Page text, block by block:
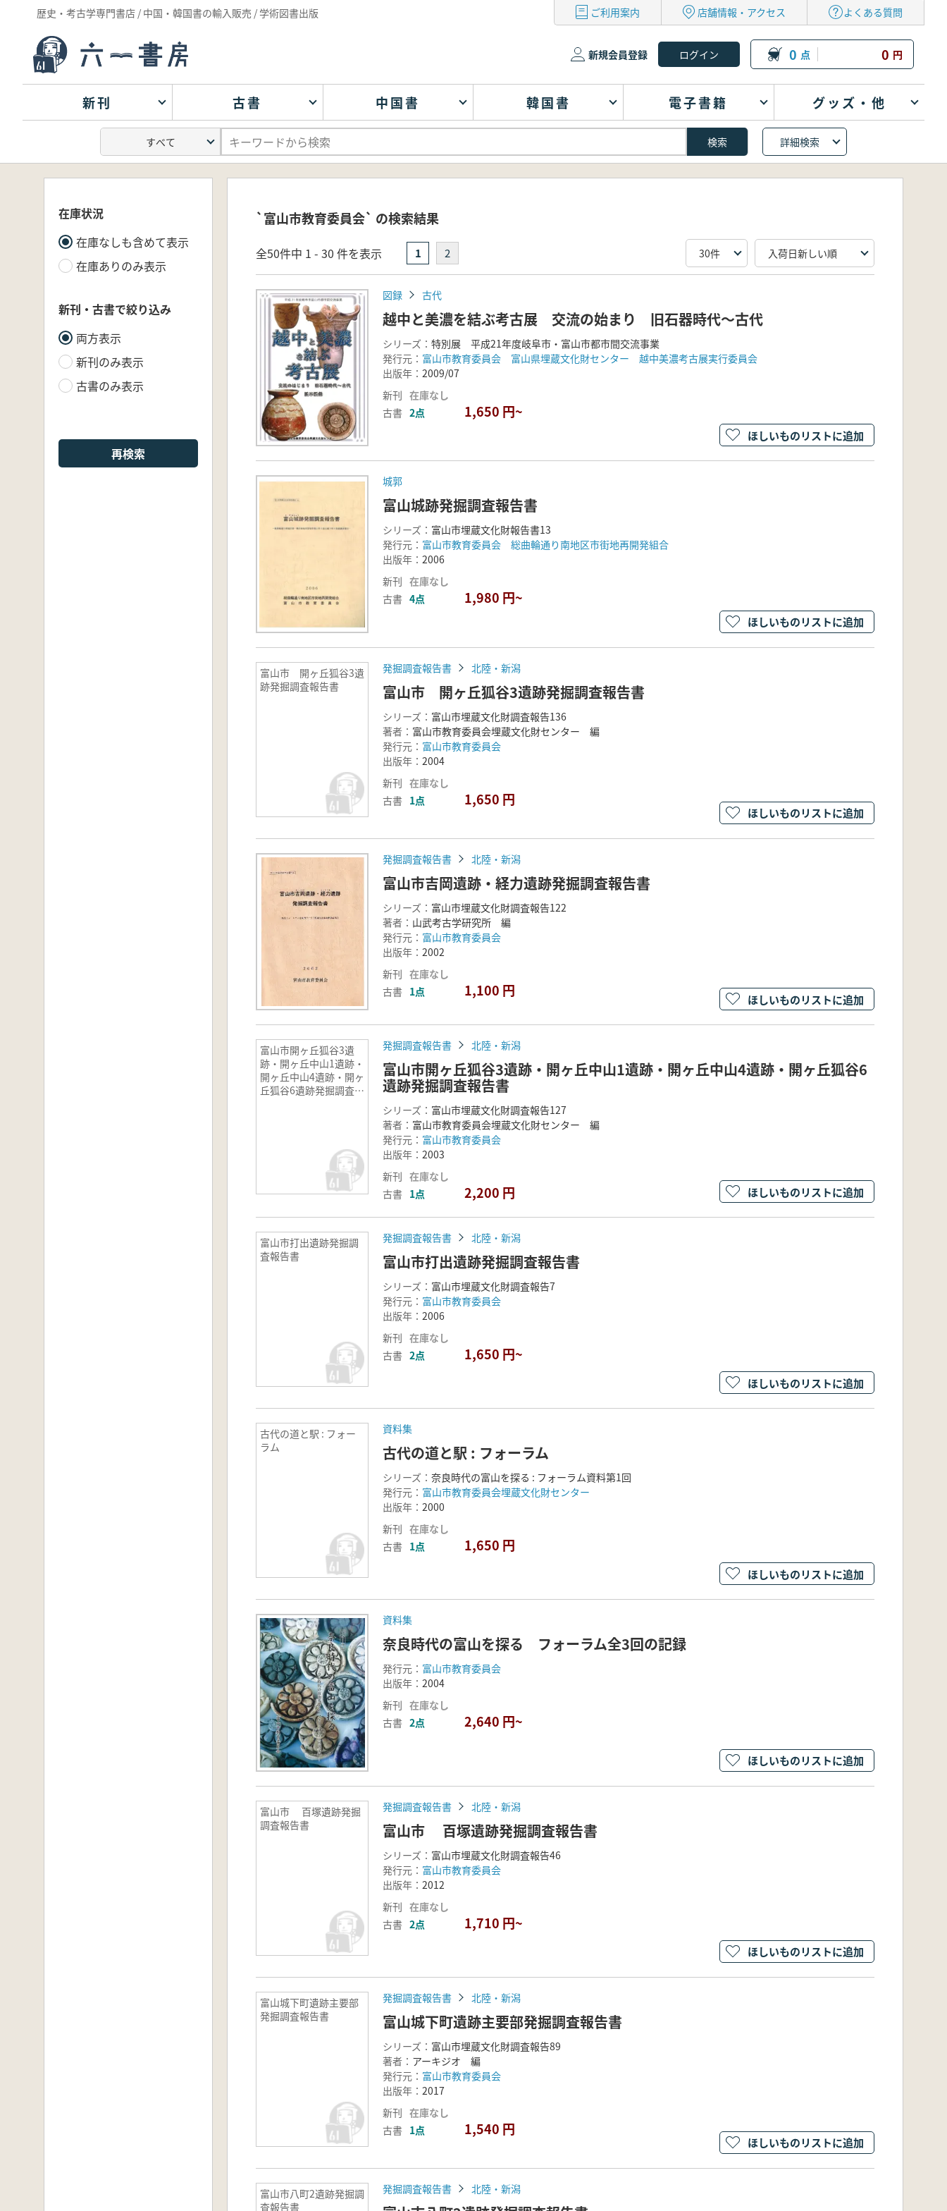
歴史・考古学専門書店 / 中国・韓国書の輸入販売 / 学術図書出版 ご利用案内 店舗情報・アクセス よくある質問
新規会員登録 0 点 0 円
新刊 古書 中国書 韓国書 電子書籍 グッズ・他
詳細検索
在庫状況
在庫なしも含めて表示
在庫ありのみ表示
新刊・古書で絞り込み
両方表示
新刊のみ表示
古書のみ表示
再検索
`富山市教育委員会` の検索結果
全50件中 1 - 30 件を表示 1 2
図録 古代
越中と美濃を結ぶ考古展 交流の始まり 旧石器時代～古代
シリーズ： 特別展 平成21年度岐阜市・富山市都市間交流事業
発行元： 富山市教育委員会 富山県埋蔵文化財センター 越中美濃考古展実行委員会
出版年： 2009/07
新刊 在庫なし
古書 2点 1,650 円~
ほしいものリストに追加
城郭
富山城跡発掘調査報告書
シリーズ： 富山市埋蔵文化財報告書13
発行元： 富山市教育委員会 総曲輪通り南地区市街地再開発組合
出版年： 2006
新刊 在庫なし
古書 4点 1,980 円~
ほしいものリストに追加
富山市 開ヶ丘狐谷3遺
跡発掘調査報告書
発掘調査報告書 北陸・新潟
富山市 開ヶ丘狐谷3遺跡発掘調査報告書
シリーズ： 富山市埋蔵文化財調査報告136
著者： 富山市教育委員会埋蔵文化財センター 編
発行元： 富山市教育委員会
出版年： 2004
新刊 在庫なし
古書 1点 1,650 円
ほしいものリストに追加
発掘調査報告書 北陸・新潟
富山市吉岡遺跡・経力遺跡発掘調査報告書
シリーズ： 富山市埋蔵文化財調査報告122
著者： 山武考古学研究所 編
発行元： 富山市教育委員会
出版年： 2002
新刊 在庫なし
古書 1点 1,100 円
ほしいものリストに追加
富山市開ヶ丘狐谷3遺
跡・開ヶ丘中山1遺跡・
開ヶ丘中山4遺跡・開ヶ
丘狐谷6遺跡発掘調査報
発掘調査報告書 北陸・新潟
富山市開ヶ丘狐谷3遺跡・開ヶ丘中山1遺跡・開ヶ丘中山4遺跡・開ヶ丘狐谷6
遺跡発掘調査報告書
シリーズ： 富山市埋蔵文化財調査報告127
著者： 富山市教育委員会埋蔵文化財センター 編
発行元： 富山市教育委員会
出版年： 2003
新刊 在庫なし
古書 1点 2,200 円 ほしいものリストに追加
富山市打出遺跡発掘調
査報告書
発掘調査報告書 北陸・新潟
富山市打出遺跡発掘調査報告書
シリーズ： 富山市埋蔵文化財調査報告7
発行元： 富山市教育委員会
出版年： 2006
新刊 在庫なし
古書 2点 1,650 円~
ほしいものリストに追加
古代の道と駅 : フォー
ラム
資料集
古代の道と駅 : フォーラム
シリーズ： 奈良時代の富山を探る : フォーラム資料第1回
発行元： 富山市教育委員会埋蔵文化財センター
出版年： 2000
新刊 在庫なし
古書 1点 1,650 円
ほしいものリストに追加
資料集
奈良時代の富山を探る フォーラム全3回の記録
発行元： 富山市教育委員会
出版年： 2004
新刊 在庫なし
古書 2点 2,640 円~
ほしいものリストに追加
富山市 百塚遺跡発掘
調査報告書
発掘調査報告書 北陸・新潟
富山市 百塚遺跡発掘調査報告書
シリーズ： 富山市埋蔵文化財調査報告46
発行元： 富山市教育委員会
出版年： 2012
新刊 在庫なし
古書 2点 1,710 円~
ほしいものリストに追加
富山城下町遺跡主要部
発掘調査報告書
発掘調査報告書 北陸・新潟
富山城下町遺跡主要部発掘調査報告書
シリーズ： 富山市埋蔵文化財調査報告89
著者： アーキジオ 編
発行元： 富山市教育委員会
出版年： 2017
新刊 在庫なし
古書 1点 1,540 円
ほしいものリストに追加
富山市八町2遺跡発掘調
査報告書
発掘調査報告書 北陸・新潟